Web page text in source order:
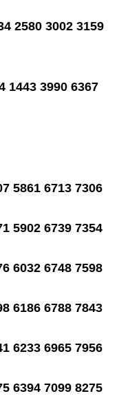
2580 3002 3159
1443 3990 6367
5861 6713 7306
5902 6739 7354
6032 6748 7598
6186 6788 7843
6233 6965 7956
6394 7099 8275